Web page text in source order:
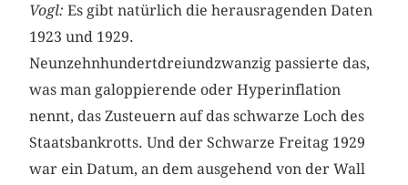
Vogl: Es gibt natürlich die herausragenden Daten
1923 und 1929.
Neunzehnhundertdreiundzwanzig passierte das,
was man galoppierende oder Hyperinflation
nennt, das Zusteuern auf das schwarze Loch des
Staatsbankrotts. Und der Schwarze Freitag 1929
war ein Datum, an dem ausgehend von der Wall